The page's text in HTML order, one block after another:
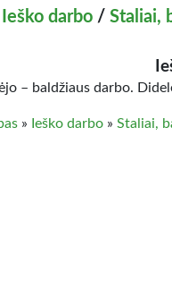
Ieško darbo/ Staliai,
– baldžiaus darbo.
» Ieško darbo » Staliai,